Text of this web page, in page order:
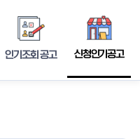
인기조회 공고 신청인기공고